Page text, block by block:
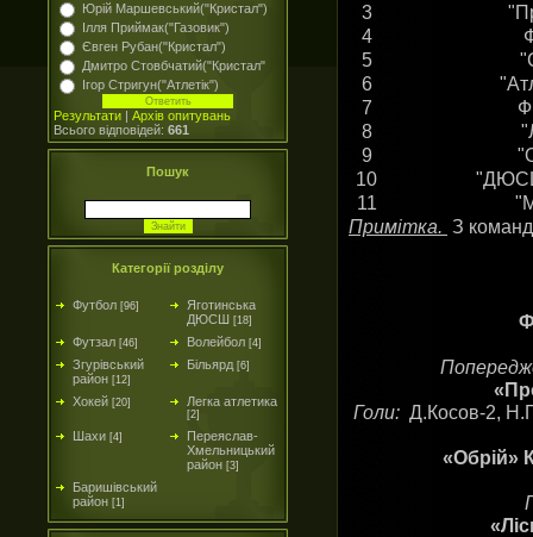
Юрій Маршевський("Кристал")
Ілля Приймак("Газовик")
Євген Рубан("Кристал")
Дмитро Стовбчатий("Кристал"
Ігор Стригун("Атлетік")
Результати | Архів опитувань
Всього відповідей: 661
Пошук
Категорії розділу
Футбол [96]
Яготинська
ДЮСШ [18]
Футзал [46] Волейбол [4]
Згурівський
район [12]
Більярд [6]
Хокей [20] Легка атлетика
[2]
Шахи [4]
Переяслав-
Хмельницький
район [3]
Баришівський
район [1]
3
4
5
6
7
8
9
10
11
Примітка. З
Голи: Д.Косов-2,
«Обрій»